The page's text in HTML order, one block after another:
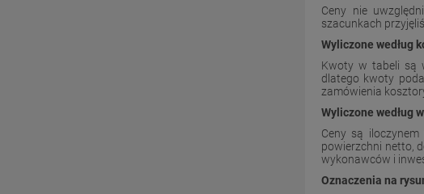
Ceny nie
szacunkach
Wyliczone według
Kwoty w tabeli są
dlatego kwoty
zamówienia
Wyliczone według
Ceny są
powierzchni netto,
wykonawców i
Oznaczenia na